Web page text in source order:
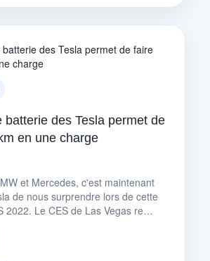
batterie des Tesla permet de
en une charge
et Mercedes, c'est maintenant
de nous surprendre lors de cette
2022. Le CES de Las Vegas re…